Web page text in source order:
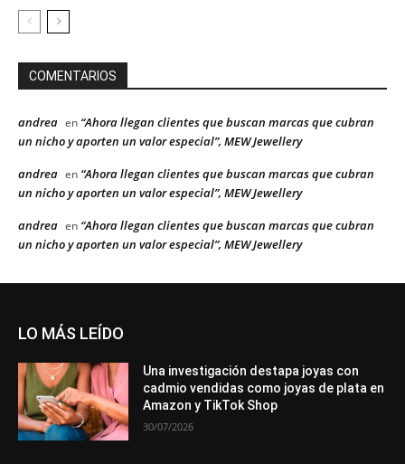
COMENTARIOS
andrea en “Ahora llegan clientes que buscan marcas que cubran
un nicho y aporten un valor especial”, MEW Jewellery
andrea en “Ahora llegan clientes que buscan marcas que cubran
un nicho y aporten un valor especial”, MEW Jewellery
andrea en “Ahora llegan clientes que buscan marcas que cubran
un nicho y aporten un valor especial”, MEW Jewellery
LO MÁS LEÍDO
Una investigación destapa joyas con
cadmio vendidas como joyas de plata en
Amazon y TikTok Shop
30/07/2026